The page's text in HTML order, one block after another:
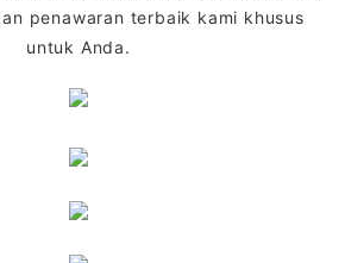
penawaran terbaik kami khusus
untuk Anda.